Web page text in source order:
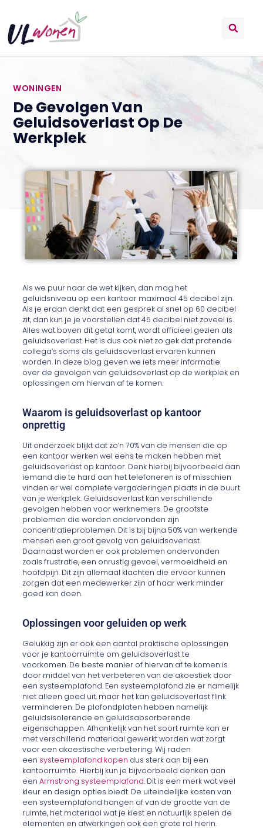
WONINGEN
De Gevolgen Van
Geluidsoverlast Op De
Werkplek
Als we puur naar de wet kijken, dan mag het
geluidsniveau op een kantoor maximaal 45 decibel zijn.
Als je eraan denkt dat een gesprek al snel op 60 decibel
zit, dan kun je je voorstellen dat 45 decibel niet zoveel is.
Alles wat boven dit getal komt, wordt officieel gezien als
geluidsoverlast. Het is dus ook niet zo gek dat pratende
collega’s soms als geluidsoverlast ervaren kunnen
worden. In deze blog geven we iets meer informatie
over de gevolgen van geluidsoverlast op de werkplek en
oplossingen om hiervan afte komen.
Waarom is geluidsoverlastop kantoor
onprettig
Uit onderzoek blijkt dat zo’n 70% van de mensen die op
een kantoor werken wel eens te maken hebben met
geluidsoverlast op kantoor. Denk hierbij bijvoorbeeld aan
iemand die te hard aan het telefoneren is of misschien
vinden er wel complete vergaderingen plaats in de buurt
van je werkplek. Geluidsoverlast kan verschillende
gevolgen hebben voor werknemers. De grootste
problemen die worden ondervonden zijn
concentratieproblemen. Dit is bij bijna 50% van werkende
mensen een groot gevolg van geluidsoverlast.
Daarnaast worden er ook problemen ondervonden
zoals frustratie, een onrustig gevoel, vermoeidheid en
hoofdpijn. Dit zijn allemaal klachten die ervoor kunnen
zorgen dat een medewerker zijn of haar werk minder
goed kan doen.
Oplossingen voor geluiden op werk
Gelukkig zijn er ook een aantal praktische oplossingen
voor je kantoorruimte om geluidsoverlast te
voorkomen. De beste manier of hiervan af te komen is
door middel van het verbeteren van de akoestiek door
een systeemplafond. Een systeemplafond zie er namelijk
niet alleen goed uit, maar het kan geluidsoverlast flink
verminderen. De plafondplaten hebben namelijk
geluidsisolerende en geluidsabsorberende
eigenschappen.Afhankelijk van het soort ruimte kan er
met verschillend materiaal gewerkt worden wat zorgt
voor een akoestische verbetering. Wij raden
een systeemplafond kopen dus sterk aan bij een
kantoorruimte. Hierbij kun je bijvoorbeeld denken aan
eenArmstrong systeemplafond. Dit is een merk wat veel
kleur en design opties biedt. De uiteindelijke kosten van
een systeemplafond hangen af van de grootte van de
ruimte, het materiaal wat je kiest en natuurlijk spelen de
elementen en afwerkingen ook een grote rol hierin.